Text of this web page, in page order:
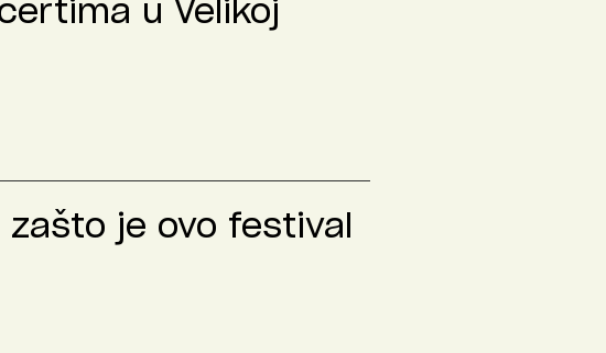
u Velikoj
je ovo festival